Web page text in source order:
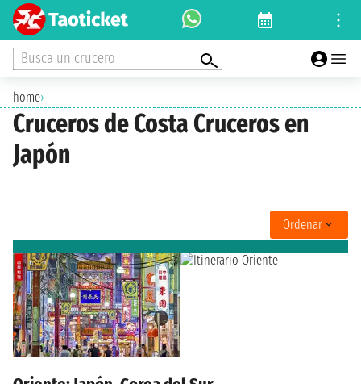
Busca un crucero
home›
Cruceros de Costa Cruceros en
Japón
Ordenar